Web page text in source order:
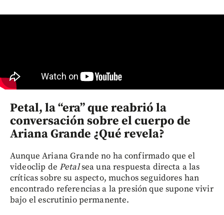
Petal, la “era” que reabrió la
conversación sobre el cuerpo de
Ariana Grande ¿Qué revela?
Aunque Ariana Grande no ha confirmado que el
videoclip de Petalsea una respuesta directa a las
críticas sobre su aspecto, muchos seguidores han
encontrado referencias a la presión que supone vivir
bajo el escrutinio permanente.